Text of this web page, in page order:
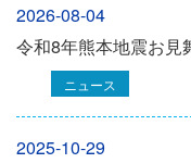
2026-08-04
令和8年熊本地震お見
ニュース
2025-10-29